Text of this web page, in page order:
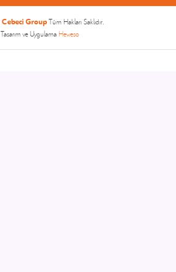
Cebeci GroupTüm Hakları Saklıdır.
Tasarım ve Uygulama Heweso